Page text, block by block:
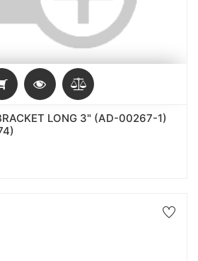
LONG 3" (AD-00267-1)